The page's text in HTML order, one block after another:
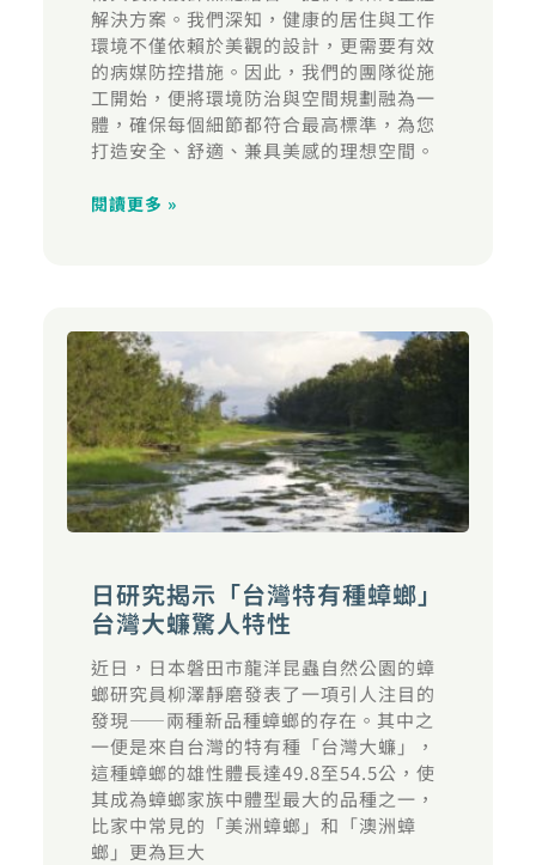
解決方案。我們深知，健康的居住與工作
環境不僅依賴於美觀的設計，更需要有效
的病媒防控措施。因此，我們的團隊從施
工開始，便將環境防治與空間規劃融為一
體，確保每個細節都符合最高標準，為您
打造安全、舒適、兼具美感的理想空間。
閱讀更多 »
日研究揭示「台灣特有種蟑螂」
台灣大蠊驚人特性
近日，日本磐田市龍洋昆蟲自然公園的蟑
螂研究員柳澤靜磨發表了一項引人注目的
發現——兩種新品種蟑螂的存在。其中之
一便是來自台灣的特有種「台灣大蠊」，
這種蟑螂的雄性體長達49.8至54.5公，使
其成為蟑螂家族中體型最大的品種之一，
比家中常見的「美洲蟑螂」和「澳洲蟑
螂」更為巨大